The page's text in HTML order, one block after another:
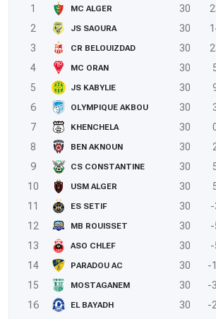
1 MC ALGER 30
2
JS SAOURA 30
3
CR BELOUIZDAD 30
4
MC ORAN 30
5
JS KABYLIE 30
6
OLYMPIQUE AKBOU 30
7
KHENCHELA 30
8
BEN AKNOUN 30
9
CS CONSTANTINE 30
10
USM ALGER 30
11
ES SETIF 30 -
12
MB ROUISSET 30 -
13
ASO CHLEF 30 -
14
PARADOU AC 30 -
15
MOSTAGANEM 30 -
16
EL BAYADH 30 -